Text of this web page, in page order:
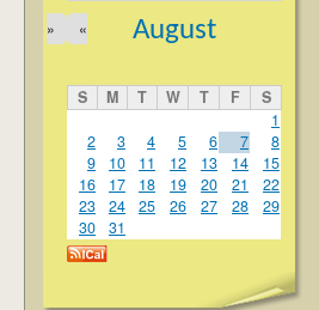
August
«
»
S M T W T F
S
1
2
3 4 5 6 7
8
9
10 11 12 13 14
15
16
17 18 19 20 21
22
23
24 25 26 27 28
29
30
31